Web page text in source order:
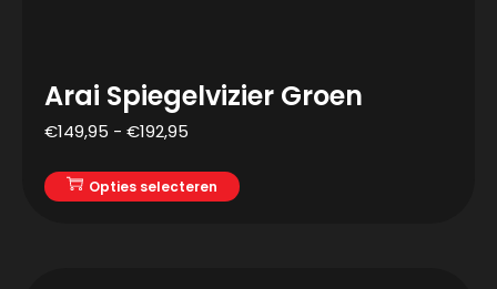
Arai Spiegelvizier Groen
€149,95 - €192,95
Opties selecteren